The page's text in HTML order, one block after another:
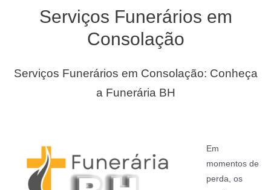
Serviços Funerários em
Consolação
Serviços Funerários em Consolação: Conheça
a Funerária BH
Em
momentos de
perda, os